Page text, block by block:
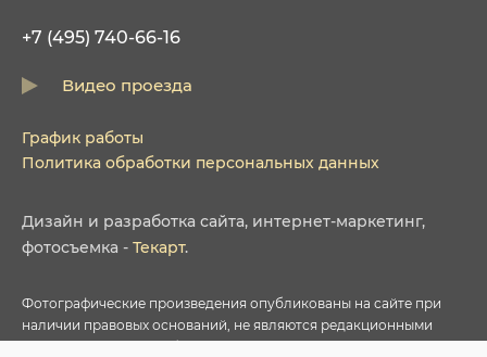
+7 (495) 740-66-16
Видео проезда
График работы
Политика обработки персональных данных
Дизайн и разработка сайта, интернет-маркетинг,
фотосъемка - Текарт.
Фотографические произведения опубликованы на сайте при
наличии правовых оснований, не являются редакционными